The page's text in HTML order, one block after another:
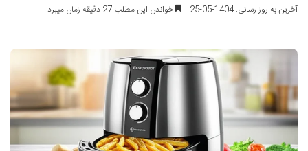
آخرین به روز رسانی: 1404-05-25 خواندن این مطلب 27 دقیقه زمان میبرد